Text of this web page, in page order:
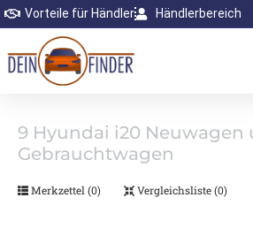
Vorteile für Händler Händlerbereich
9 Hyundai i20 Neuwagen
Gebrauchtwagen
Merkzettel (0) Vergleichsliste (0)